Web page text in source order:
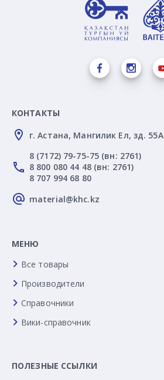
КОНТАКТЫ
г. Астана, Мангилик Ел, зд. 55А
8 (7172) 79-75-75 (вн: 2761)
8 800 080 44 48 (вн: 2761)
8 707 994 68 80
material@khc.kz
МЕНЮ
Все товары
Производители
Справочники
Вики-справочник
ПОЛЕЗНЫЕ ССЫЛКИ